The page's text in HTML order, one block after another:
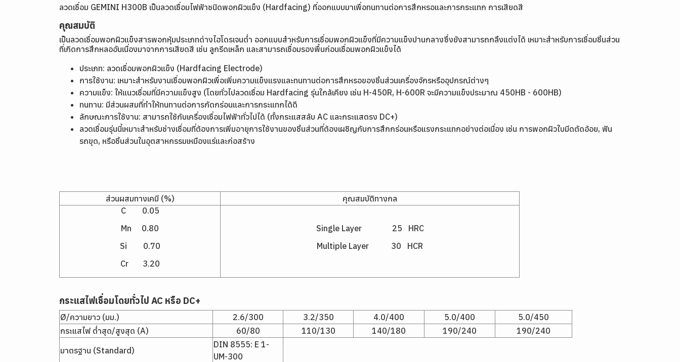
ลวดเชื่อม GEMINI H300B เป็นลวดเชื่อมไฟฟ้าชนิดพอกผิวแข็ง (Hardfacing) ที่ออกแบบมาเพื่อทนทานต่อการสึกหรอและการกระแทก การเสียดสี
คุณสมบัติ
เป็นลวดเชื่อมพอกผิวแข็งสารพอกหุ้มประเภทด่างไฮโดรเจนต่ำ ออกแบบสำหรับการเชื่อมพอกผิวแข็งที่มีความแข็งปานกลางซึ่งยังสามารถกลึงแต่งได้ เหมาะสำหรับการเชื่อมชิ้นส่วน
ที่เกิดการสึกหลออันเนื่องมาจากการเสียดสี เช่น ลูกรีดเหล็ก และสามารถเชื่อมรองพื้นก่อนเชื่อมพอกผิวแข็งได้
ประเภท: ลวดเชื่อมพอกผิวแข็ง (Hardfacing Electrode)
การใช้งาน: เหมาะสำหรับงานเชื่อมพอกผิวเพื่อเพิ่มความแข็งแรงและทนทานต่อการสึกหรอของชิ้นส่วนเครื่องจักรหรืออุปกรณ์ต่างๆ
ความแข็ง: ให้แนวเชื่อมที่มีความแข็งสูง (โดยทั่วไปลวดเชื่อม Hardfacing รุ่นใกล้เคียง เช่น H-450R, H-600R จะมีความแข็งประมาณ 450HB - 600HB)
ทนทาน: มีส่วนผสมที่ทำให้ทนทานต่อการกัดกร่อนและการกระแทกได้ดี
ลักษณะการใช้งาน: สามารถใช้กับเครื่องเชื่อมไฟฟ้าทั่วไปได้ (ทั้งกระแสสลับ AC และกระแสตรง DC+)
ลวดเชื่อมรุ่นนี้เหมาะสำหรับช่างเชื่อมที่ต้องการเพิ่มอายุการใช้งานของชิ้นส่วนที่ต้องเผชิญกับการสึกกร่อนหรือแรงกระแทกอย่างต่อเนื่อง เช่น การพอกผิวใบมีดตัดอ้อย, ฟัน
รถขุด, หรือชิ้นส่วนในอุตสาหกรรมเหมืองแร่และก่อสร้าง
ส่วนผสมทางเคมี (%)
คุณสมบัติทางกล
C 0.05
Mn 0.80
Si 0.70
Cr 3.20
Single Layer 25 HRC
Multiple Layer 30 HCR
กระแสไฟเชื่อมโดยทั่วไป AC หรือ DC+
Ø/ความยาว (มม.) 2.6/300 3.2/350 4.0/400 5.0/400
5.0/450
กระแสไฟ ต่ำสุด/สูงสุด (A)
60/80 110/130 140/180 190/240
190/240
มาตรฐาน (Standard)
DIN 8555: E 1-
UM-300